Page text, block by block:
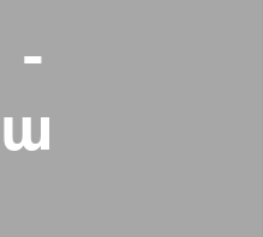
-
ш